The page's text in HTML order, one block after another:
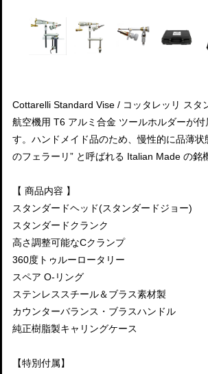
Cottarelli Standard Vise / コッタレッリ スタ
航空機用 T6 アルミ合金 ツールホルダーが
す。ハンドメイド品のため、慢性的に品薄状
のフェラーリ” と呼ばれる Italian Made の銘
【 商品内容 】
スタンダードヘッド(スタンダードジョー)
スタンダードクランク
高さ調整可能なCクランプ
360度トゥルーロータリー
スペア O-リング
ステンレススチール＆ブラス素材製
カウンターバランス・ブラスハンドル
純正樹脂製キャリングケース
【特別付属】